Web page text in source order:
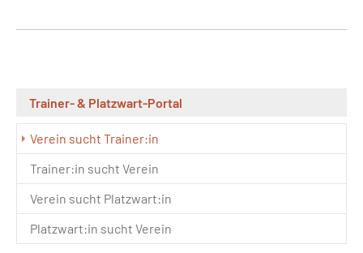
Trainer- & Platzwart-Portal
Verein sucht Trainer:in
Trainer:in sucht Verein
Verein sucht Platzwart:in
Platzwart:in sucht Verein